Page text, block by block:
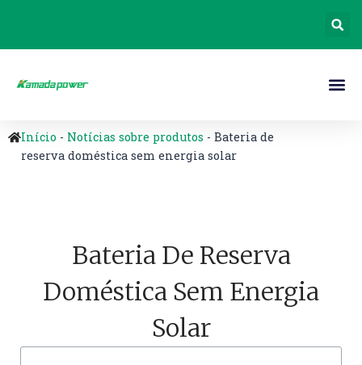
Início - Notícias sobre produtos - Bateria de
reserva doméstica sem energia solar
Bateria De Reserva
Doméstica Sem Energia
Solar